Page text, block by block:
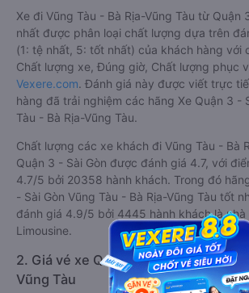
Xe đi Vũng Tàu - Bà Rịa-Vũng Tàu từ Quận
nhất được phân loại chất lượng dựa trên
(1: tệ nhất, 5: tốt nhất) của khách hàng với
Chất lượng xe, Đúng giờ, Chất lượng phục
Vexere.com. Đánh giá này được viết trực
hàng đã trải nghiệm các hãng Xe Quận 3 -
Tàu - Bà Rịa-Vũng Tàu.
Chất lượng các xe khách đi Vũng Tàu - Bà
Quận 3 - Sài Gòn được đánh giá 4.7, với
4.7/5 bởi 20358 hành khách. Trong đó
- Sài Gòn Vũng Tàu - Bà Rịa-Vũng Tàu tốt
đánh giá 4.9/5 bởi 4445 hành khách là nhà
Limousine.
2. Giá vé xe Quận 3 - Sài Gòn Vũng
Vũng Tàu